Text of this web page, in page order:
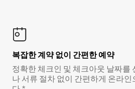
복잡한 계약 없이 간편한 예약
정확한 체크인 및 체크아웃 날짜를
나 서류 절차 없이 간편하게 온라